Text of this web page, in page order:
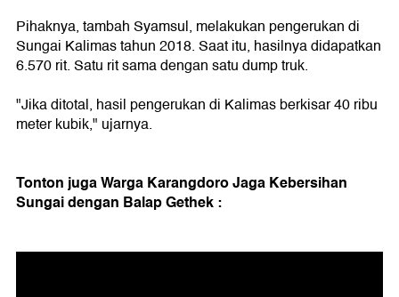
Pihaknya, tambah Syamsul, melakukan pengerukan di
Sungai Kalimas tahun 2018. Saat itu, hasilnya didapatkan
6.570 rit. Satu rit sama dengan satu dump truk.
"Jika ditotal, hasil pengerukan di Kalimas berkisar 40 ribu
meter kubik," ujarnya.
Tonton juga Warga Karangdoro Jaga Kebersihan
Sungai dengan Balap Gethek :